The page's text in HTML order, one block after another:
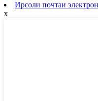
Ирсоли почтаи
x